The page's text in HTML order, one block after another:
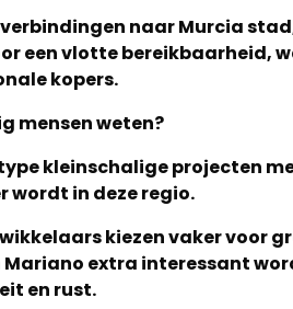
verbindingen naar Murcia
een vlotte bereikbaarheid,
kopers.
mensen weten?
kleinschalige projecten
wordt in deze regio.
kiezen vaker voor
Mariano extra interessant
en rust.